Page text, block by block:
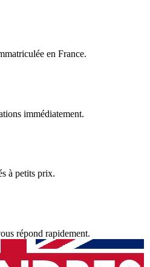
en France.
immédiatement.
à petits prix.
répond rapidement.